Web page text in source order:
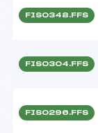
FIS0348.FFS
FIS0304.FFS
FIS0296.FFS